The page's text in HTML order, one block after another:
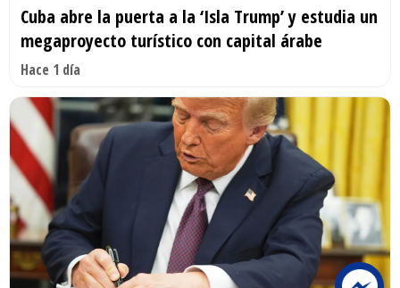
Cuba abre la puerta a la ‘Isla Trump’ y estudia un
megaproyecto turístico con capital árabe
Hace 1 día